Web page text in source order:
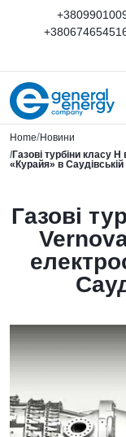
Home Новини
Газові турбіни класу
«Курайя» в Саудівській
Газові